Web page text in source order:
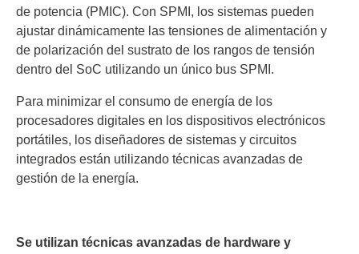
de potencia (PMIC). Con SPMI, los sistemas pueden
ajustar dinámicamente las tensiones de alimentación y
de polarización del sustrato de los rangos de tensión
dentro del SoC utilizando un único bus SPMI.
Para minimizar el consumo de energía de los
procesadores digitales en los dispositivos electrónicos
portátiles, los diseñadores de sistemas y circuitos
integrados están utilizando técnicas avanzadas de
gestión de la energía.
Se utilizan técnicas avanzadas de hardware y